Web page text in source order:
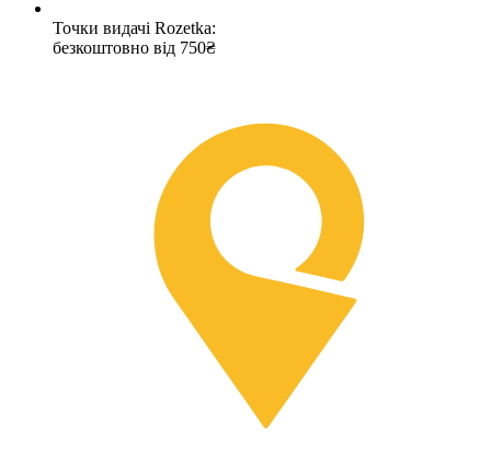
Точки видачі Rozetka:
безкоштовно від 750₴